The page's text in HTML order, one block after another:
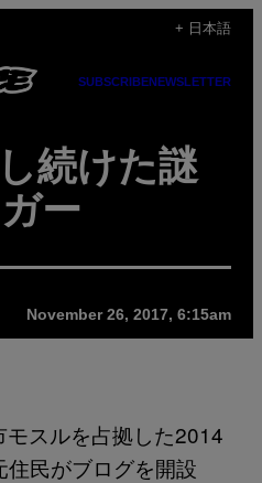
+ 日本語
SUBSCRIBENEWSLETTER
続けた謎
ー
November 26, 2017, 6:15am
スルを占拠した2014
民がブログを開設